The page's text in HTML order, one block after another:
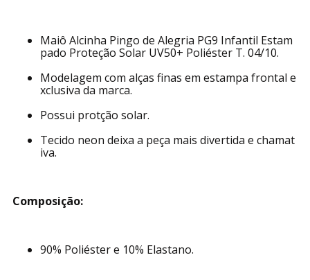
Maiô Alcinha Pingo de Alegria PG9 Infantil Estam
pado Proteção Solar UV50+ Poliéster T. 04/10.
Modelagem com alças finas em estampa frontal e
xclusiva da marca.
Possui protção solar.
Tecido neon deixa a peça mais divertida e chamat
iva.
Composição:
90% Poliéster e 10% Elastano.